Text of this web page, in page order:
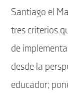
Santiago el
tres criterios
de
desde la
educador;